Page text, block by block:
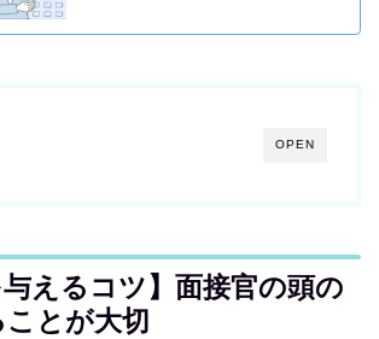
OPEN
与えるコツ】面接官の頭の
とが大切